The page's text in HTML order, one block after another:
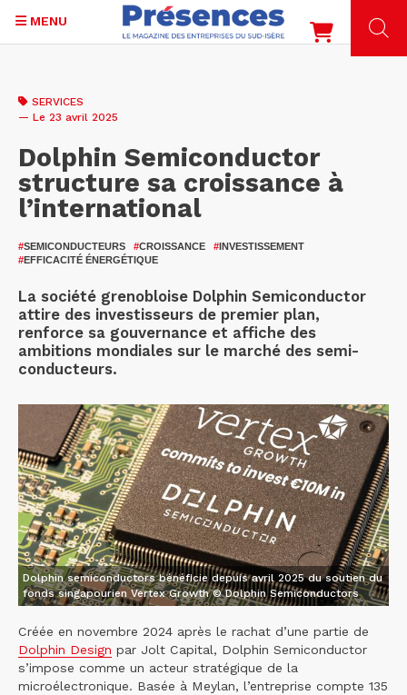
contenu
MENU
SERVICES
— Le 23 avril 2025
Dolphin Semiconductor
structure sa croissance à
l’international
#SEMICONDUCTEURS #CROISSANCE #INVESTISSEMENT
#EFFICACITÉ ÉNERGÉTIQUE
La société grenobloise Dolphin Semiconductor
attire des investisseurs de premier plan,
renforce sa gouvernance et affiche des
ambitions mondiales sur le marché des semi-
conducteurs.
Dolphin semiconductors bénéficie depuis avril 2025 du soutien du
fonds singapourien Vertex Growth © Dolphin Semiconductors
Créée en novembre 2024 après le rachat d’une partie de
Dolphin Design par Jolt Capital, Dolphin Semiconductor
s’impose comme un acteur stratégique de la
microélectronique. Basée à Meylan, l’entreprise compte 135